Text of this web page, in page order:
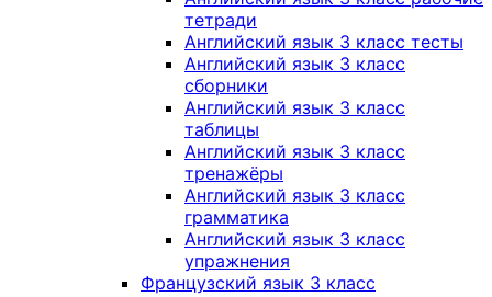
тетради
Английский язык 3 класс тесты
Английский язык 3 класс
сборники
Английский язык 3 класс
таблицы
Английский язык 3 класс
тренажёры
Английский язык 3 класс
грамматика
Английский язык 3 класс
упражнения
Французский язык 3 класс